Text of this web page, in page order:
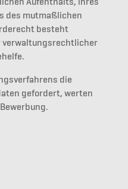
Aufenthalts, ihres
des mutmaßlichen
besteht
verwaltungsrechtlicher
die
gefordert, werten